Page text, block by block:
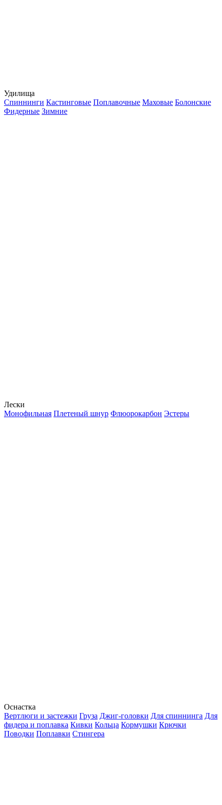
Удилища
Спиннинги Кастинговые Поплавочные Маховые Болонские
Фидерные Зимние
Лески
Монофильная Плетеный шнур Флюорокарбон Эстеры
Оснастка
Вертлюги и застежки Груза Джиг-головки Для спиннинга Для
фидера и поплавка Кивки Кольца Кормушки Крючки
Поводки Поплавки Стингера